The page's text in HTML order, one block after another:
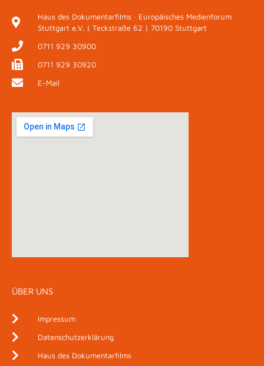
Haus des Dokumentarfilms · Europäisches Medienforum
Stuttgart e.V. | Teckstraße 62 | 70190 Stuttgart
0711 929 30900
0711 929 30920
E-Mail
ÜBER UNS
Impressum
Datenschutzerklärung
Haus des Dokumentarfilms